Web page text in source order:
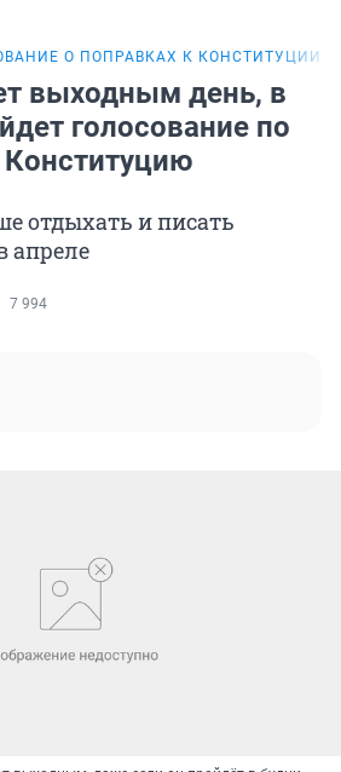
О ПОПРАВКАХ К КОНСТИТУЦИИ
выходным день, в
голосование по
отдыхать и писать
апреле
7 994